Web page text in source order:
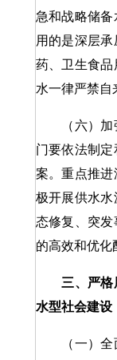
急和战略储
用的是深层
药、卫生食品
水一律严禁自
（六）加强
门要依法制
案。重点推
极开展供水
态修复、突
的高效和优化
三、严
水型社会建设
（一）全面